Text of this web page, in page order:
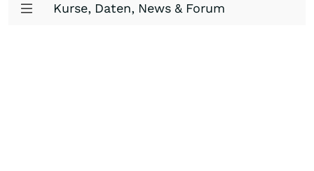
Kurse, Daten, News & Forum